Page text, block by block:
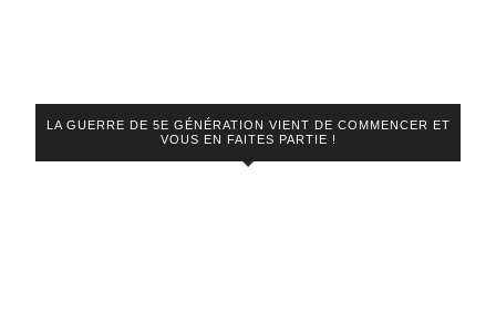
LA GUERRE DE 5E GÉNÉRATION VIENT DE COMMENCER ET
VOUS EN FAITES PARTIE !